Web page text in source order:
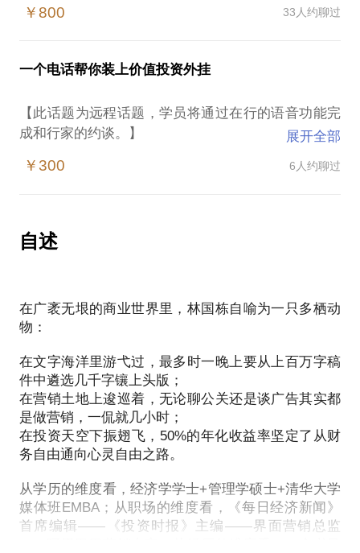
到真正的投资之门。06年底在牛市氛围开户，很快便
5年的大部分积蓄；这四年时间，尝试过各种方法，一
度也以为自己摸着赚钱的法门了，结果还是呵呵。11
几种主流的炒股手法，皈依巴门，信仰价值投资——
没错，投资是一种信仰，正确的投资，才能带来真正
的自由！1.为何叛出技术派——现实中，价格怎么可
放前；3.为何叛出题材派——这一派都是炒概念，所
资在中国可行吗？如何判断界定安全边际？如何评估
公司内在价值？如何正确看待市场先生？如何分析公
倾我所知。我确信，沃伦巴菲特之路，对于普普通通
的中国投资者而言，一样可行——你我都行！对于即
将见面的你，我希望你是抱着寻找价值投资入门处的
心理来的，而不是来找我荐股、诊股，对不起，超出
能力圈的东西我无可奉告。我只想把我在《穷查理宝
典》等价值投资经典书籍中领悟到并消化、实践过的
东西，分享给你。这本奇书里有一句话我特别喜欢
——“我的剑，只留给能够挥舞它的人。”
￥800 33人约聊过
一个电话帮你装上价值投资外挂
【此话题为远程话题，学员将通过在行的语音功能完
成和行家的约谈。】
要从娃娃抓起，时间的复利，天下无敌。
不明白什么是正确的投资
不相信价值投资的力量
我在2006年开户，大牛没赚到钱大熊亏光积蓄；2011
年开始认识价值投资，迄今连续复利，财务自由曙光
初现。
我愿意与你分享的内容包括：
将话题“价值投资：正念与书单”进行浓缩
集中讲几个关键词，集中讲《穷查理宝典》
花最短的时间，弄明白价值投资最核心思维
PS.在选择与我见面前，请把你的问题更具体化。毕
竟一小时的谈话只能解决一个小问题。请把你的问题
提前发给我，方便我做更精确的准备，提升见面效
展开全部
￥300 6人约聊过
自述
在广袤无垠的商业世界里，林国栋自喻为一只多栖动
物：
在文字海洋里游弋过，最多时一晚上要从上百万字稿
件中遴选几千字镶上头版；
在营销土地上逡巡着，无论聊公关还是谈广告其实都
是做营销，一侃就几小时；
在投资天空下振翅飞，50%的年化收益率坚定了从财
务自由通向心灵自由之路。
从学历的维度看，经济学学士+管理学硕士+清华大学
媒体班EMBA；从职场的维度看，《每日经济新闻》
首席编辑——《投资时报》主编——界面营销总监